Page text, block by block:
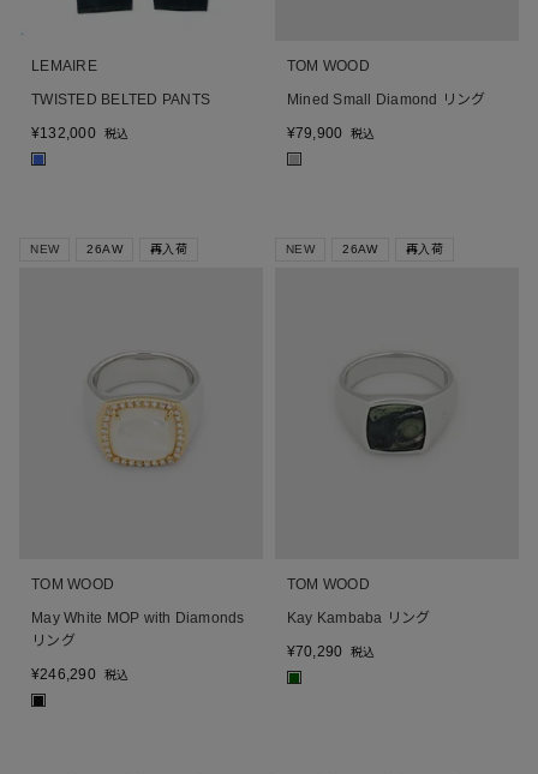
LEMAIRE
TWISTED BELTED PANTS
¥132,000 税込
■
TOM WOOD
Mined Small Diamond リング
¥79,900 税込
■
NEW 26AW 再入荷
TOM WOOD
May White MOP with Diamonds
リング
¥246,290 税込
NEW 26AW 再入荷
TOM WOOD
Kay Kambaba リング
¥70,290 税込